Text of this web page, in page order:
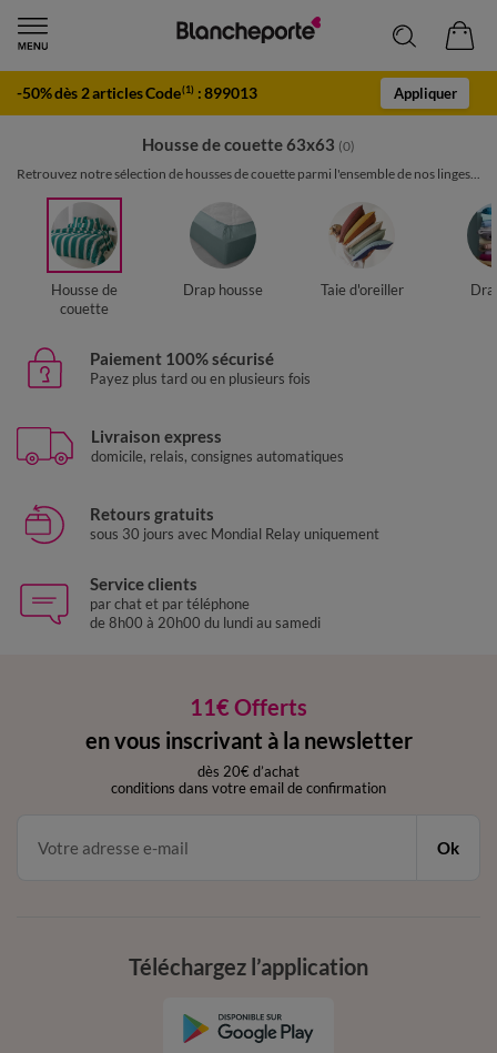
-50% dès 2 articles Code(1) :899013 Appliquer
Housse de couette 63x63 (0)
Retrouvez notre sélection de housses de couette parmi l'ensemble de nos linges...
Housse de
couette
Drap housse Taie d'oreiller
Paiement 100% sécurisé
Payez plus tard ou en plusieurs fois
Livraison express
domicile, relais, consignes automatiques
Retours gratuits
sous 30 jours avec Mondial Relay uniquement
Service clients
par chat et par téléphone
de 8h00 à 20h00 du lundi au samedi
11€ Offerts
en vous inscrivant à la newsletter
dès 20€ d’achat
conditions dans votre email de confirmation
Ok
Téléchargez l’application